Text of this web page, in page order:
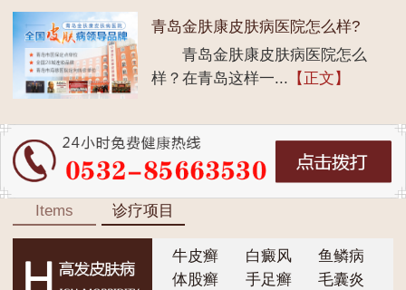
青岛金肤康皮肤病医院怎么样?
青岛金肤康皮肤病医院怎么
样？在青岛这样一... 【正文】
Items 诊疗项目
牛皮癣 白癜风
鱼鳞病
体股癣
手足癣
毛囊炎